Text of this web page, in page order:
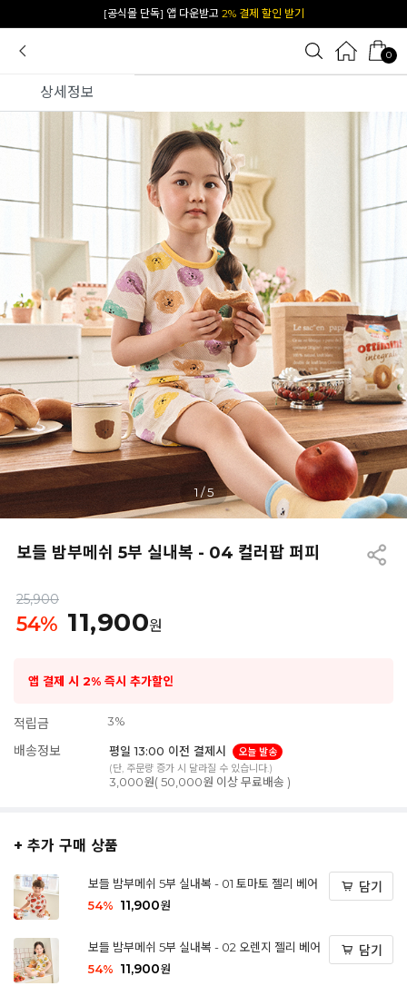
[공식몰 단독] 앱 다운받고 2% 결제 할인 받기
0
상세정보
1/5
보들 밤부메쉬 5부 실내복 - 04 컬러팝 퍼피
25,900
54% 11,900원
앱 결제 시 2% 즉시 추가할인
적립금 3%
배송정보 평일 13:00 이전 결제시
오늘 발송
(단, 주문량 증가 시 달라질 수 있습니다.)
3,000원( 50,000원 이상 무료배송 )
+ 추가 구매 상품
보들 밤부메쉬 5부 실내복 - 01 토마토 젤리 베어
54% 11,900원
담기
보들 밤부메쉬 5부 실내복 - 02 오렌지 젤리 베어
54% 11,900원
담기